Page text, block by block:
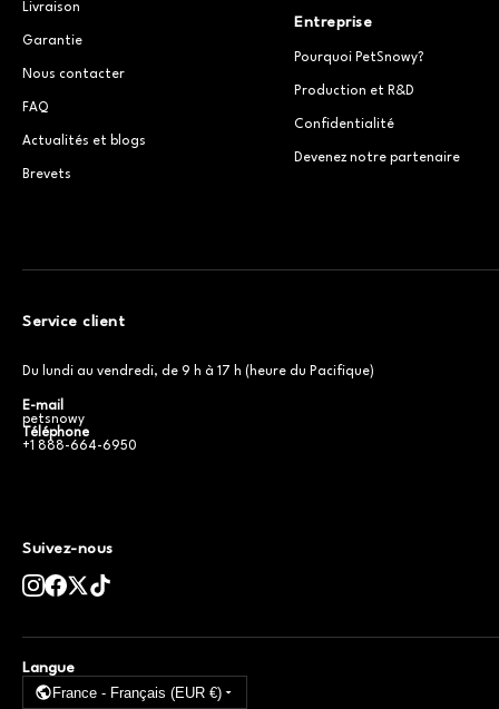
Livraison
Garantie
Nous contacter
FAQ
Actualités et blogs
Brevets
Entreprise
Pourquoi PetSnowy?
Production et R&D
Confidentialité
Devenez notre partenaire
Service client
Du lundi au vendredi, de 9 h à 17 h (heure du Pacifique)
E-mail
petsnowy
Téléphone
+1 888-664-6950
Suivez-nous
Langue
France - Français (EUR €)